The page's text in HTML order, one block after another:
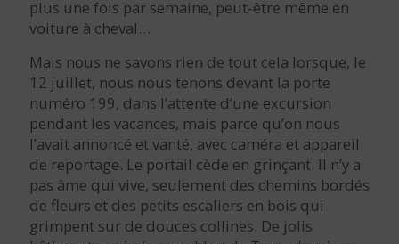
plus une fois par semaine, peut-être même en
voiture à cheval…
Mais nous ne savons rien de tout cela lorsque, le
12 juillet, nous nous tenons devant la porte
numéro 199, dans l’attente d’une excursion
pendant les vacances, mais parce qu’on nous
l’avait annoncé et vanté, avec caméra et appareil
de reportage. Le portail cède en grinçant. Il n’y a
pas âme qui vive, seulement des chemins bordés
de fleurs et des petits escaliers en bois qui
grimpent sur de douces collines. De jolis